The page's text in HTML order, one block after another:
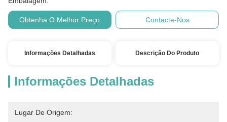
Obtenha O Melhor Preço Contacte-Nos
Informações Detalhadas Descrição Do Produto
Informações Detalhadas
Lugar De Origem: